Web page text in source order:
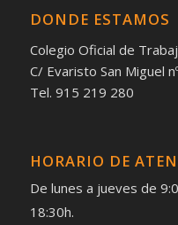
DONDE ESTAMOS
Colegio Oficial de
C/ Evaristo San Miguel
Tel. 915 219 280
HORARIO DE
De lunes a jueves de
18:30h.